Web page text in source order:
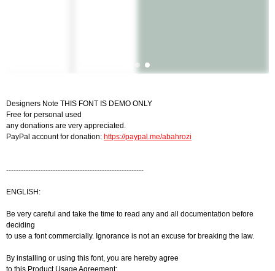
Designers Note THIS FONT IS DEMO ONLY
Free for personal used
any donations are very appreciated.
PayPal account for donation: https://paypal.me/abahrozi
--------------------------------------------------------
ENGLISH:
Be very careful and take the time to read any and all documentation before
deciding
to use a font commercially. Ignorance is not an excuse for breaking the law.
By installing or using this font, you are hereby agree
to this Product Usage Agreement: